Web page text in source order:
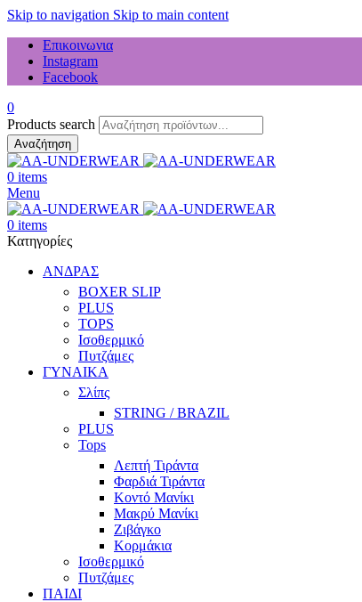
Skip to navigation Skip to main content
Επικοινωνια
Instagram
Facebook
0
Products search
Αναζήτηση
0 items
Menu
0 items
Κατηγορίες
ΑΝΔΡΑΣ
BOXER SLIP
PLUS
TOPS
Ισοθερμικό
Πυτζάμες
ΓΥΝΑΙΚΑ
Σλίπς
STRING / BRAZIL
PLUS
Tops
Λεπτή Τιράντα
Φαρδιά Τιράντα
Κοντό Μανίκι
Μακρύ Μανίκι
Ζιβάγκο
Κορμάκια
Ισοθερμικό
Πυτζάμες
ΠΑΙΔΙ